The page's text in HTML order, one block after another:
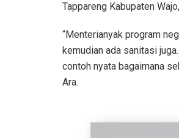
Tappareng Kabupaten
“Menterianyak program
kemudian ada sanitasi
contoh nyata bagaimana
Ara.